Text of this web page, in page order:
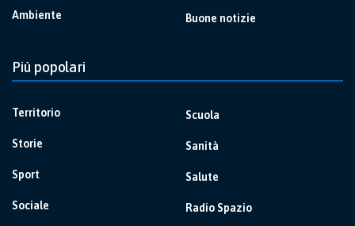
Ambiente Buone notizie
Più popolari
Territorio
Storie
Sport
Sociale
Scuola
Sanità
Salute
Radio Spazio